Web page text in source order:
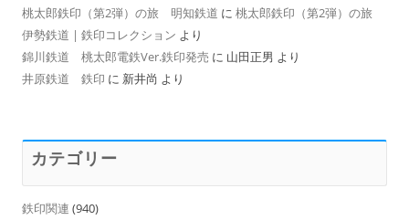
桃太郎鉄印（第2弾）の旅 明知鉄道 に 桃太郎鉄印（第2弾）の旅
伊勢鉄道 | 鉄印コレクション より
錦川鉄道 桃太郎電鉄Ver.鉄印発売 に 山田正男 より
井原鉄道 鉄印 に 新井尚 より
カテゴリー
鉄印関連 (940)